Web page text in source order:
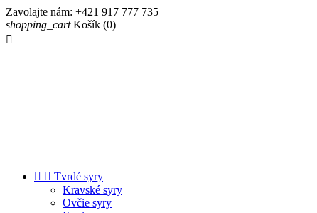
Zavolajte nám: +421 917 777 735
shopping_cart Košík (0)

  Tvrdé syry
Kravské syry
Ovčie syry